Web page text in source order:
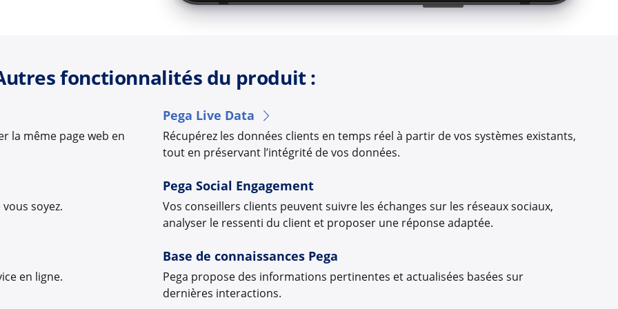
fonctionnalités du produit :
la même page web en
Pega Live Data
Récupérez les données clients en temps réel à partir de vos systèmes existants,
tout en préservant l’intégrité de vos données.
soyez.
Pega Social Engagement
Vos conseillers clients peuvent suivre les échanges sur les réseaux sociaux,
analyser le ressenti du client et proposer une réponse adaptée.
en ligne.
Base de connaissances Pega
Pega propose des informations pertinentes et actualisées basées sur
dernières interactions.